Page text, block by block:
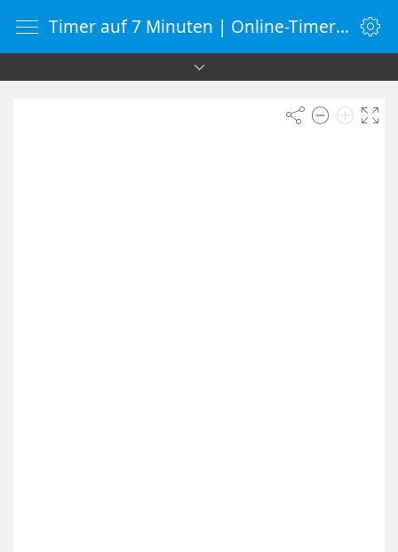
Timer auf 7 Minuten | Online-Timer | Countdown